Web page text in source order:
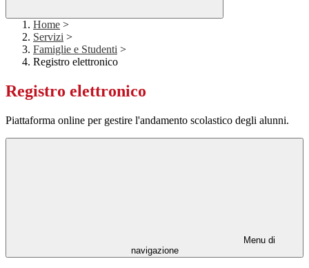
Home >
Servizi >
Famiglie e Studenti >
Registro elettronico
Registro elettronico
Piattaforma online per gestire l'andamento scolastico degli alunni.
Menu di
navigazione